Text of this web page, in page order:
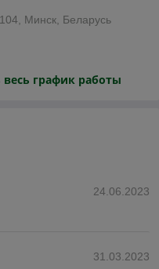
Минск, Беларусь
весь график работы
24.06.2023
31.03.2023